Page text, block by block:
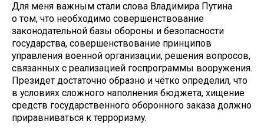
Для меня важным стали слова Владимира Путина
о том, что необходимо совершенствование
законодательной базы обороны и безопасности
государства, совершенствование принципов
управления военной организации, решения вопросов,
связанных с реализацией госпрограммы вооружения.
Президет достаточно образно и чётко определил, что
в условиях сложного наполнения бюджета, хищение
средств государственного оборонного заказа должно
приравниваться к терроризму.